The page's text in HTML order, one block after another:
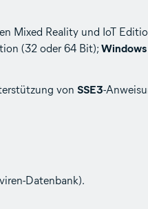
Mixed Reality und IoT
(32 oder 64 Bit); Windows
von SSE3-
Datenbank).